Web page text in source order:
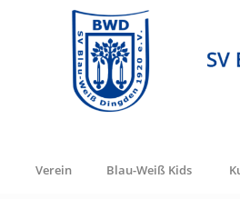
Verein Blau-Weiß Kids